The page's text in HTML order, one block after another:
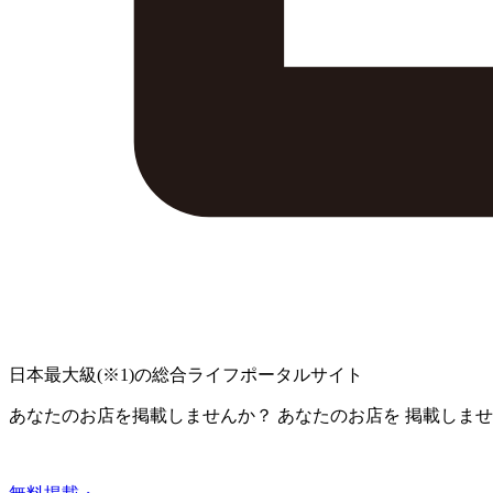
日本最大級(※1)の総合ライフポータルサイト
あなたのお店を掲載しませんか？ あなたのお店を 掲載しま